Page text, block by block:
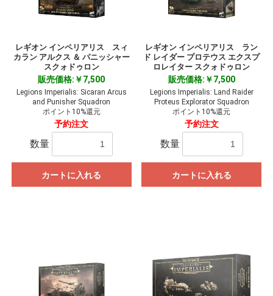
レギオン インペリアリス スィ
カラン アルクス ＆ パニッシャー
スクォドゥロン
販売価格:￥7,500
Legions Imperialis: Sicaran Arcus
and Punisher Squadron
ポイント10%還元
予約注文
数量
カートに入れる
レギオン インペリアリス ラン
ド レイダー プロテウス エクスプ
ロレイター スクォドゥロン
販売価格:￥7,500
Legions Imperialis: Land Raider
Proteus Explorator Squadron
ポイント10%還元
予約注文
数量
カートに入れる